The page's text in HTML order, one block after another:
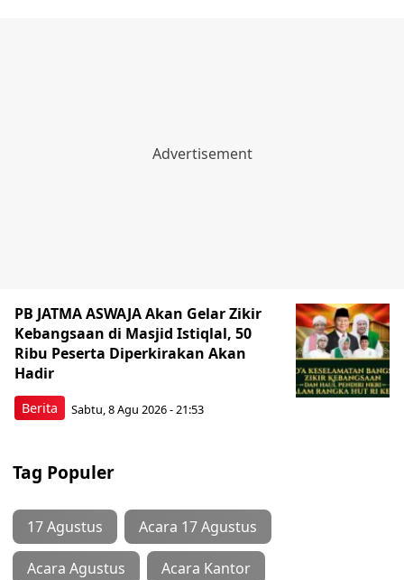
Berita
PB JATMA ASWAJA Akan Gelar Zikir
Kebangsaan di Masjid Istiqlal, 50
Ribu Peserta Diperkirakan Akan
Hadir
Sabtu, 8 Agu 2026 - 21:53
Tag Populer
17 Agustus Acara 17 Agustus
Acara Agustus Acara Kantor